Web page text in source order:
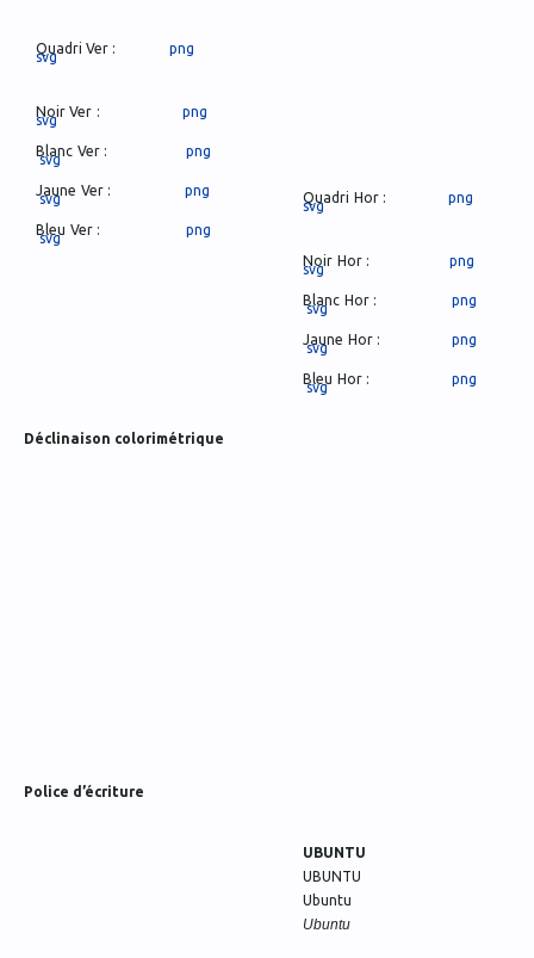
Quadri Ver : png
svg
Noir Ver : png
svg
Blanc Ver : png
svg
Jaune Ver :png
svg
Bleu Ver : png
svg
Quadri Hor : png
svg
Noir Hor : png
svg
Blanc Hor :png
svg
Jaune Hor : png
svg
Bleu Hor :png
svg
Déclinaison colorimétrique
Police d’écriture
UBUNTU
UBUNTU
Ubuntu
Ubuntu